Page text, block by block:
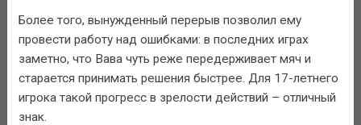
Более того, вынужденный перерыв позволил ему
провести работу над ошибками: в последних играх
заметно, что Вава чуть реже передерживает мяч и
старается принимать решения быстрее. Для 17-летнего
игрока такой прогресс в зрелости действий – отличный
знак.